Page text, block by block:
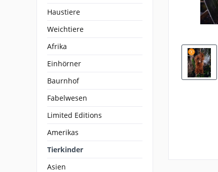
Haustiere
Weichtiere
Afrika
Einhörner
Baurnhof
Fabelwesen
Limited Editions
Amerikas
Tierkinder
Asien